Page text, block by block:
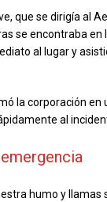
que se dirigía al
se encontraba en
al lugar y
la corporación
al
humo y llamas